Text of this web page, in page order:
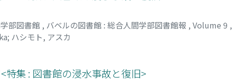
部図書館 , バベルの図書館 : 総合人間学部図書館報 , Volume 9 ,
; ハシモト, アスカ
特集 : 図書館の浸水事故と復旧>